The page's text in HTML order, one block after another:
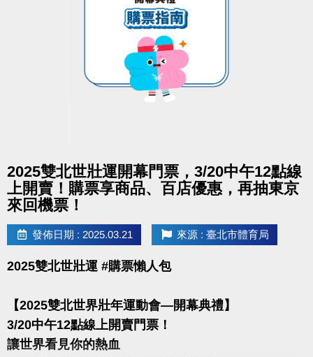
大安有APP囉!也可以報單堂喔~
長佳Sports+ APP傳送門↓
https://reurl.cc/y60bN8
https://reurl.cc/E1yN5a
2025雙北世壯運開幕門票，3/20中午12點線
上開賣！購票享商品、百店優惠，再抽東京
來回機票！
發佈日期 : 2025.03.21 來源 : 臺北市體育局
2025雙北世壯運 #購票懶人包
【2025雙北世界壯年運動會—開幕典禮】
3/20中午12點線上開賣門票！
讓世界看見你的熱血